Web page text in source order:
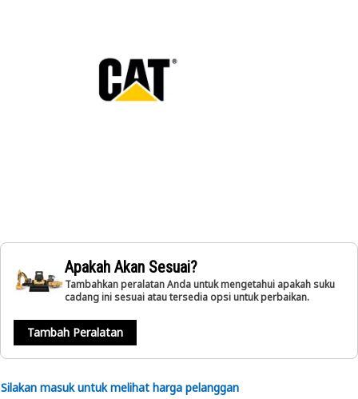
Apakah Akan Sesuai?
Tambahkan peralatan Anda untuk mengetahui apakah suku
cadang ini sesuai atau tersedia opsi untuk perbaikan.
Tambah Peralatan
Silakan masuk untuk melihat harga pelanggan